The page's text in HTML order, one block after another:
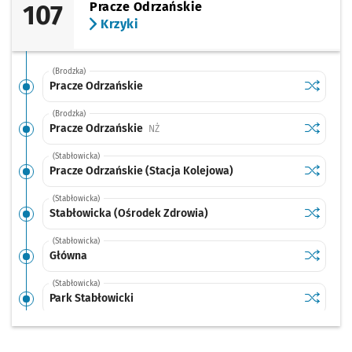
107
Pracze Odrzańskie
Krzyki
(Brodzka)
Pracze Odrzańskie Sprawdź
Pracze
(Brodzka)
Pracze Odrzańskie NŻPrzystanek na życzenie Sprawdź
Pracze
(Stabłowicka)
Pracze Odrzańskie (Stacja Kolejowa) Sprawdź
Pracze
(Stabłowicka)
Stabłowicka (Ośrodek Zdrowia) Sprawdź
(Stabłowicka)
Główna Sprawdź
Główna
(Stabłowicka)
Park Stabłowicki Sprawdź
Park
(Stabłowicka)